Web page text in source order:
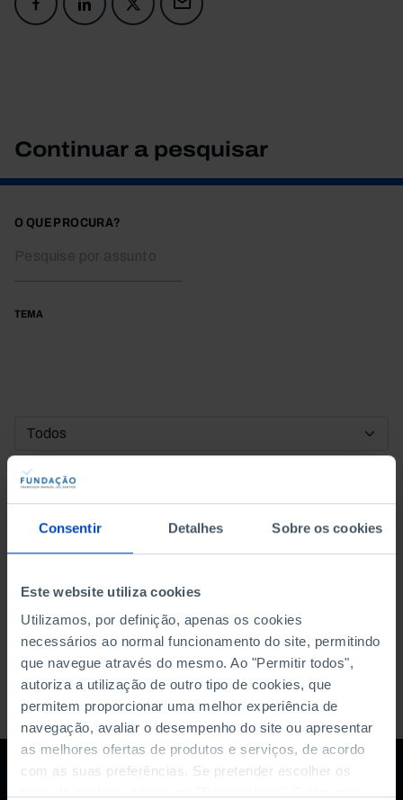
Consentir Detalhes Sobre os cookies
Este website utiliza cookies
Utilizamos, por definição, apenas os cookies
necessários ao normal funcionamento do site, permitindo
que navegue através do mesmo. Ao "Permitir todos",
autoriza a utilização de outro tipo de cookies, que
permitem proporcionar uma melhor experiência de
navegação, avaliar o desempenho do site ou apresentar
as melhores ofertas de produtos e serviços, de acordo
com as suas preferências. Se pretender escolher os
Continuar a pesquisar
O QUE PROCURA?
TEMA
DATA DE INÍCIO
DATA DE FIM